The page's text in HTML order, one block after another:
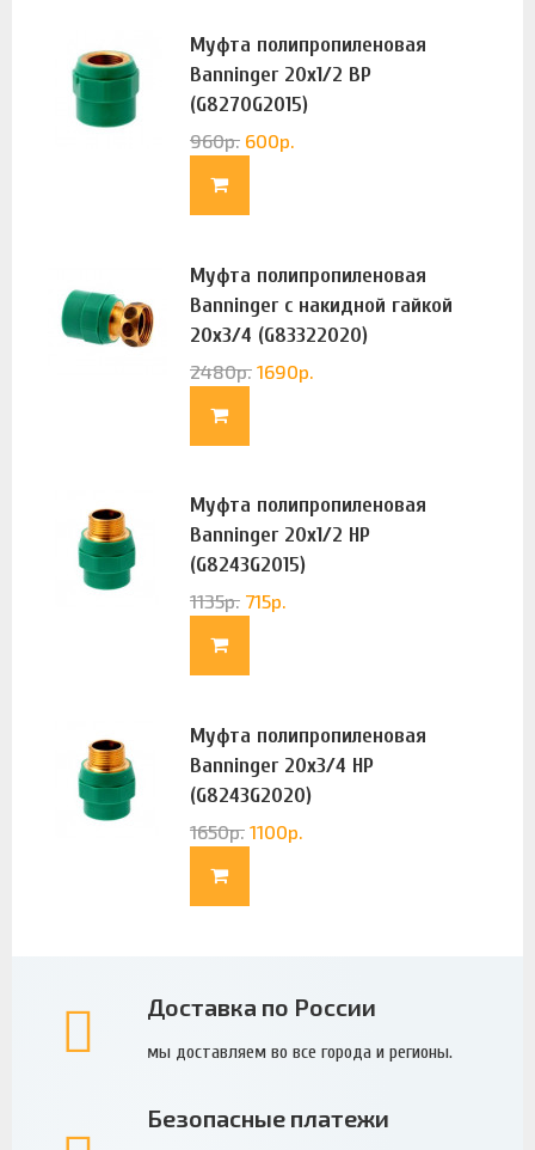
Муфта полипропиленовая
Banninger 20х1/2 ВР
(G8270G2015)
960р. 600р.
Муфта полипропиленовая
Banninger с накидной гайкой
20х3/4 (G83322020)
2480р. 1690р.
Муфта полипропиленовая
Banninger 20х1/2 НР
(G8243G2015)
1135р. 715р.
Муфта полипропиленовая
Banninger 20х3/4 НР
(G8243G2020)
1650р. 1100р.
Доставка по России
мы доставляем во все города и регионы.
Безопасные платежи